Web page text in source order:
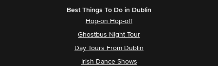
Best Things To Do in Dublin
Hop-on Hop-off
Ghostbus Night Tour
Day Tours From Dublin
Irish Dance Shows